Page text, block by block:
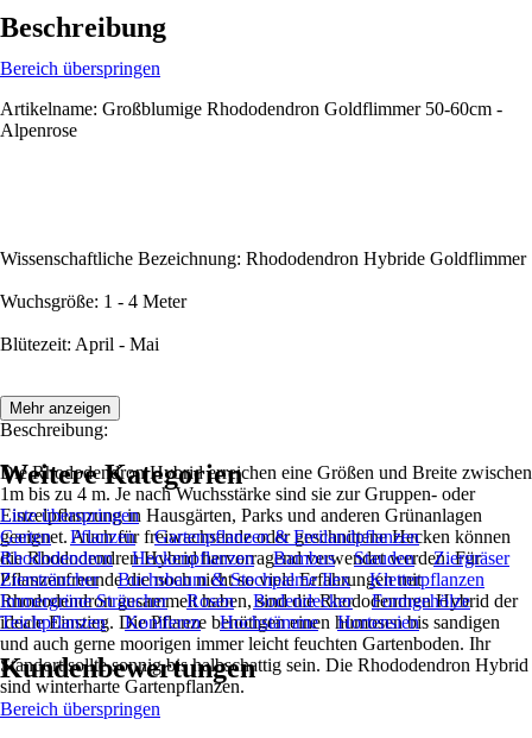
Beschreibung
Bereich überspringen
Artikelname: Großblumige Rhododendron Goldflimmer 50-60cm -
Alpenrose
Wissenschaftliche Bezeichnung: Rhododendron Hybride Goldflimmer
Wuchsgröße: 1 - 4 Meter
Blütezeit: April - Mai
Beschreibung:
Die Rhododendron Hybrid erreichen eine Größen und Breite zwischen
1m bis zu 4 m. Je nach Wuchsstärke sind sie zur Gruppen- oder
Einzelpflanzung in Hausgärten, Parks und anderen Grünanlagen
geeignet. Auch für freiwachsende oder geschnittene Hecken können
die Rhododendren Hybrid hervorragend verwendet werden. Für
Pflanzenfreunde die noch nicht so viele Erfahrungen mit
Rhododendron gesammelt haben, sind die Rhododendren Hybrid der
ideale Einstieg. Die Pflanze benötigen einen humosen bis sandigen
und auch gerne moorigen immer leicht feuchten Gartenboden. Ihr
Standort sollte sonnig bis halbschattig sein. Die Rhododendron Hybrid
sind winterharte Gartenpflanzen.
Mehr anzeigen
Weitere Kategorien
Liste überspringen
Garten
Pflanzen
Gartenpflanzen & Freilandpflanzen
Rhododendron
Heckenpflanzen Bambus Stauden
Ziergräser
Ziersträucher
Buchsbaum & Stechpalme Ilex
Kletterpflanzen
Immergrüne Sträucher
Rosen Bodendecker
Formgehölze
Teichpflanzen
Koniferen Hochstämme Hortensien
Kundenbewertungen
Bereich überspringen